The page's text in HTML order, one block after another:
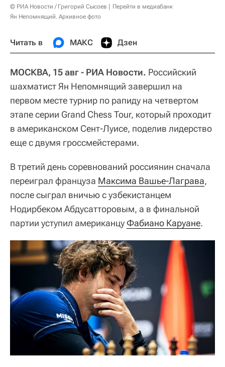
© РИА Новости / Григорий Сысоев
Перейти в медиабанк
Ян Непомнящий. Архивное фото
Читать в МАКС Дзен
МОСКВА, 15 авг - РИА Новости. Российский
шахматист Ян Непомнящий завершил на
первом месте турнир по рапиду на четвертом
этапе серии Grand Chess Tour, который проходит
в американском Сент-Луисе, поделив лидерство
еще с двумя гроссмейстерами.
В третий день соревнований россиянин сначала
переиграл француза Максима Вашье-Лаграва,
после сыграл вничью с узбекистанцем
Нодирбеком Абдусатторовым, а в финальной
партии уступил американцу Фабиано Каруане.